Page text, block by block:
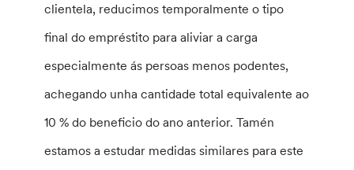
clientela, reducimos temporalmente o tipo
final do empréstito para aliviar a carga
especialmente ás persoas menos podentes,
achegando unha cantidade total equivalente ao
10 % do beneficio do ano anterior. Tamén
estamos a estudar medidas similares para este